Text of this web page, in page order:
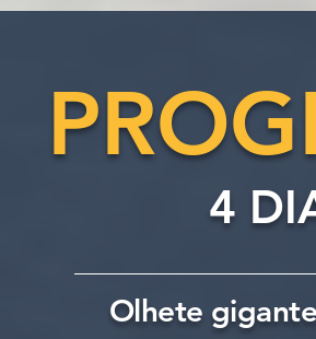
4
Olhete